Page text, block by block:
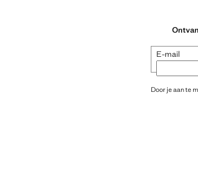
E-mail
Door je aan te